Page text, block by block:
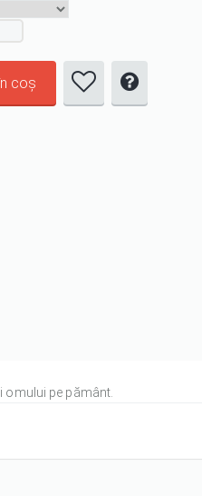
omului pe pământ.